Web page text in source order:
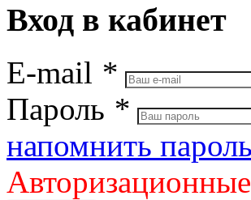
Вход в кабинет
E-mail *
Пароль *
напомнить пароль